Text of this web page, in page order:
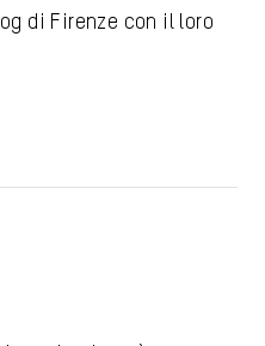
di Firenze con il loro